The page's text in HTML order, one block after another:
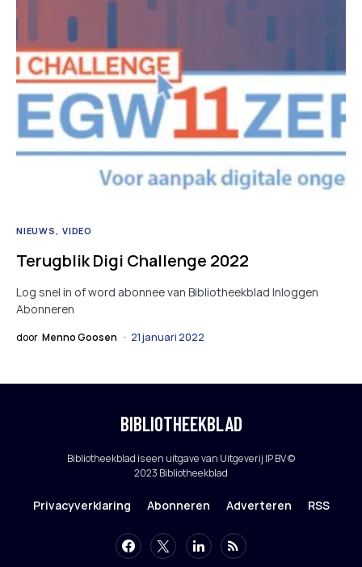
NIEUWS VIDEO
Terugblik Digi Challenge 2022
Log snel in of word abonnee van Bibliotheekblad Inloggen
Abonneren
door Menno Goosen 21 januari 2022
BIBLIOTHEEKBLAD
Bibliotheekblad is een uitgave van Uitgeverij IP BV ©
2023 Bibliotheekblad
Privacyverklaring Abonneren Adverteren RSS